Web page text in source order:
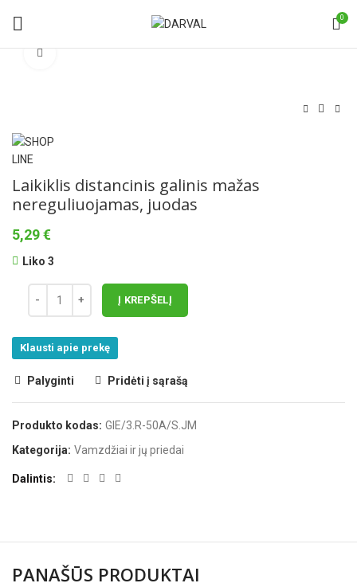
0
Laikiklis distancinis galinis mažas
nereguliuojamas, juodas
5,29€
Liko 3
Į KREPŠELĮ
Klausti apie prekę
Palyginti Pridėti į sąrašą
Produkto kodas: GIE/3.R-50A/S.JM
Kategorija: Vamzdžiai ir jų priedai
Dalintis
PANAŠŪS PRODUKTAI